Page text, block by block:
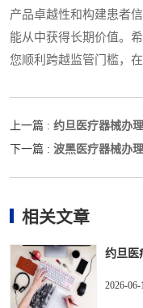
产品卓越性和构建患者
能从中获得长期价值。
您顺利跨越监管门槛，
上一篇 : 约旦医疗器械办
下一篇 : 波黑医疗器械办
相关文章
约旦医
2026-06-